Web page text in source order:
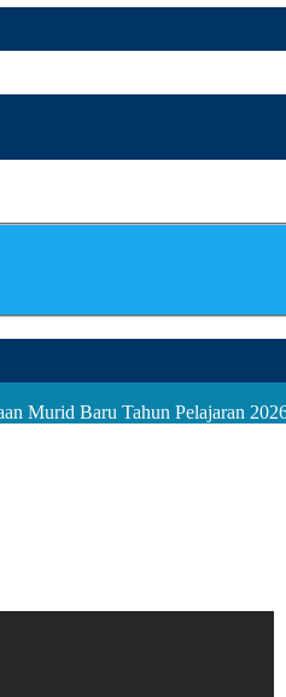
Murid Baru Tahun Pelajaran